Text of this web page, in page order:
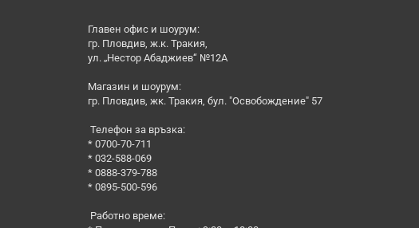
Главен офис и шоурум:
гр. Пловдив, ж.к. Тракия,
ул. „Нестор Абаджиев“ №12А
Магазин и шоурум:
гр. Пловдив, жк. Тракия, бул. "Освобождение" 57
Телефон за връзка:
* 0700-70-711
* 032-588-069
* 0888-379-788
* 0895-500-596
Работно време: